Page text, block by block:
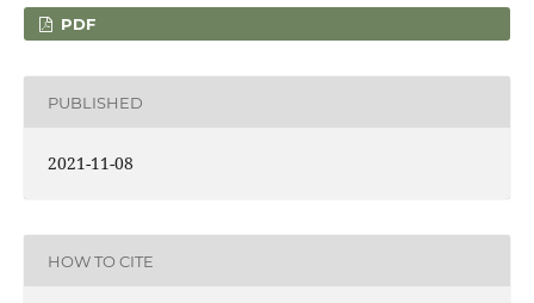
PDF
PUBLISHED
2021-11-08
HOW TO CITE